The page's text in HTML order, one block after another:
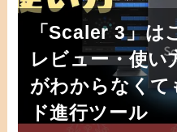
「Scaler 3」は
レビュー・使い
がわからなくて
ド進行ツール